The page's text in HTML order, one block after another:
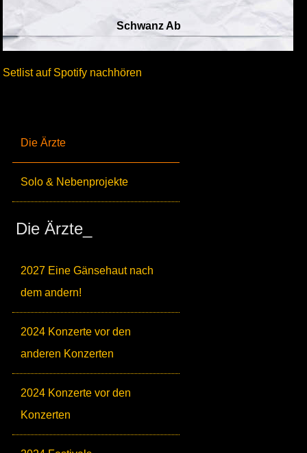
Die Ärzte
Solo & Nebenprojekte
Die Ärzte_
2027 Eine Gänsehaut nach
dem andern!
2024 Konzerte vor den
anderen Konzerten
2024 Konzerte vor den
Konzerten
Schwanz Ab
Setlist auf Spotify nachhören